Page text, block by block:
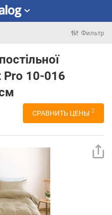
Фильтр
Pro 10-016
СРАВНИТЬ ЦЕНЫ 2